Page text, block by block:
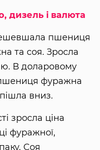
дизель і валюта
пшениця
та соя. Зросла
В доларовому
фуражна
вниз.
зросла ціна
фуражної,
Соя